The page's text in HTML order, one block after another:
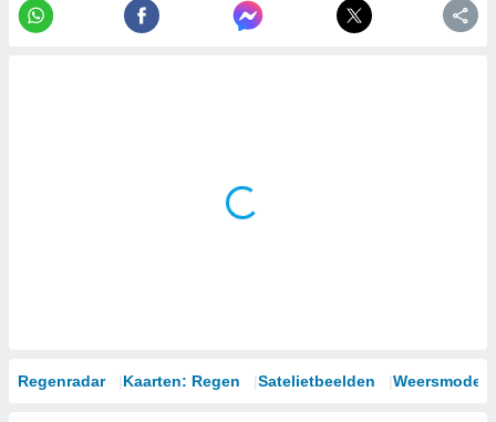
Regenradar Kaarten: Regen Satelietbeelden